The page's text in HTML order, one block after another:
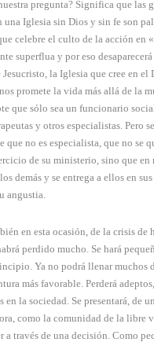
pregunta? Significa que las
Iglesia sin Dios y sin fe son
celebre el culto de la acción en
superflua y por eso
la Iglesia que cree en el
promete la vida más allá de la
que sólo sea un funcionario
y otros especialistas. Pero
que no es especialista, que no se
de su ministerio, sino que en
demás y se entrega a ellos en
angustia.
en esta ocasión, de la crisis de
perdido mucho. Se hará
Ya no podrá llenar muchos
más favorable. Perderá
la sociedad. Se presentará, de
como la comunidad de la libre
a través de una decisión. Como